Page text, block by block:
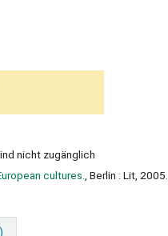
nicht zugänglich
cultures., Berlin : Lit, 2005.